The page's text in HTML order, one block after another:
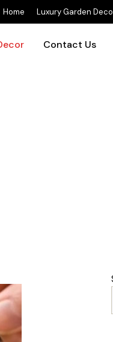
Home Luxury Garden
Contact Us